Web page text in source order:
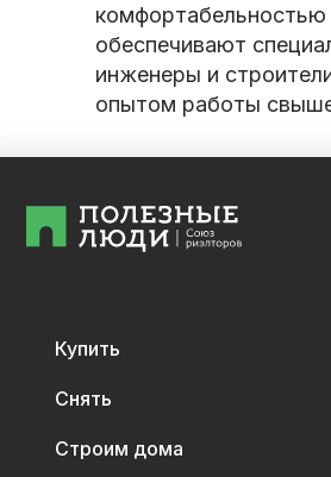
обеспечивают
инженеры и
опытом работы
Купить
Снять
Строим дома